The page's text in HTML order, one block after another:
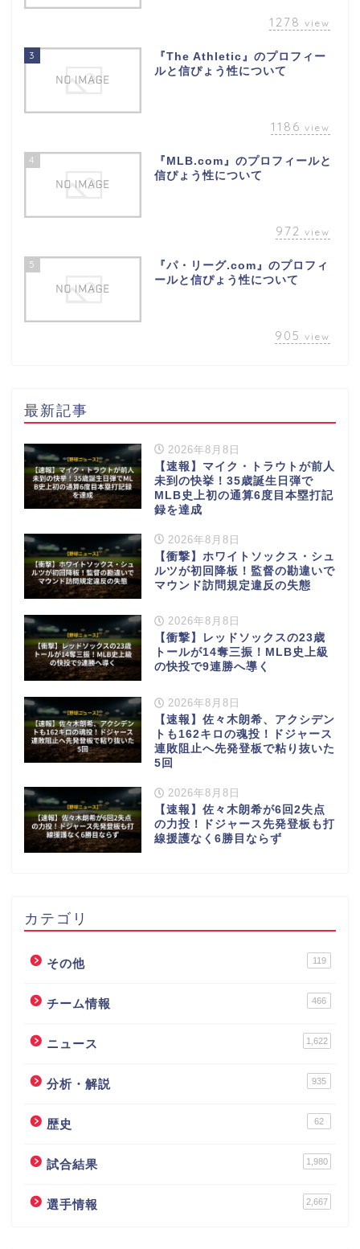
1278 view
3
『The Athletic』のプロフィー
ルと信ぴょう性について
1186 view
4
『MLB.com』のプロフィールと
信ぴょう性について
972 view
5
『パ・リーグ.com』のプロフィ
ールと信ぴょう性について
905 view
最新記事
2026年8月8日
【速報】マイク・トラウトが前人
未到の快挙！35歳誕生日弾で
MLB史上初の通算6度目本塁打記
録を達成
2026年8月8日
【衝撃】ホワイトソックス・シュ
ルツが初回降板！監督の勘違いで
マウンド訪問規定違反の失態
2026年8月8日
【衝撃】レッドソックスの23歳
トールが14奪三振！MLB史上級
の快投で9連勝へ導く
2026年8月8日
【速報】佐々木朗希、アクシデン
トも162キロの魂投！ドジャース
連敗阻止へ先発登板で粘り抜いた
5回
2026年8月8日
【速報】佐々木朗希が6回2失点
の力投！ドジャース先発登板も打
線援護なく6勝目ならず
カテゴリ
その他 119
チーム情報 466
ニュース 1,622
分析・解説 935
歴史 62
試合結果 1,980
選手情報 2,667